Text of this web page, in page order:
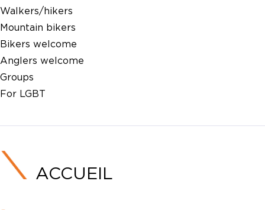
Walkers/hikers
Mountain bikers
Bikers welcome
Anglers welcome
Groups
For LGBT
ACCUEIL